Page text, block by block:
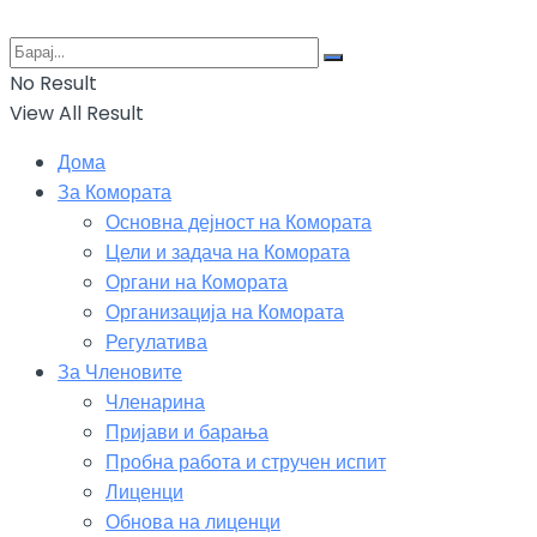
No Result
View All Result
Дома
За Комората
Основна дејност на Комората
Цели и задача на Комората
Органи на Комората
Организација на Комората
Регулатива
За Членовите
Членарина
Пријави и барања
Пробна работа и стручен испит
Лиценци
Обнова на лиценци